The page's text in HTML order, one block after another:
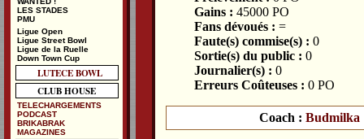
Gains : 45000 PO
Fans dévoués : =
Faute(s) commise(s) : 0
Sortie(s) du public : 0
Journalier(s) : 0
Erreurs Coûteuses : 0 PO
Coach : Budmilka
LES STADES
PMU
Ligue Open
Ligue Street Bowl
Ligue de la Ruelle
Down Town Cup
LUTECE BOWL
CLUB HOUSE
TELECHARGEMENTS
PODCAST
BRIKABRAK
MAGAZINES